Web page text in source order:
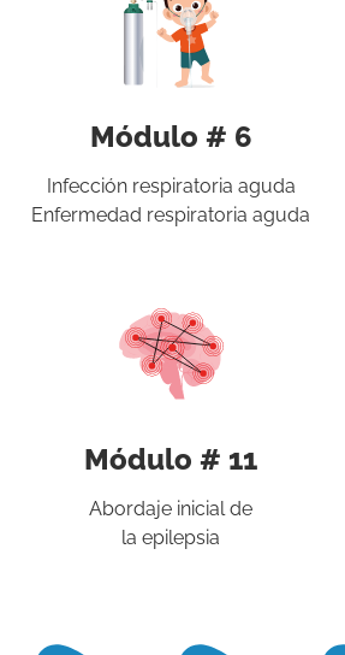
Módulo # 6
Infección respiratoria aguda
Enfermedad respiratoria aguda
Módulo # 11
Abordaje inicial de
la epilepsia